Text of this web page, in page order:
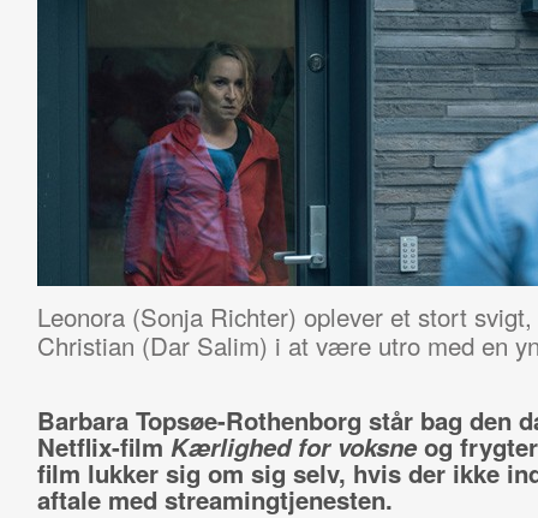
Leonora (Sonja Richter) oplever et stort
Christian (Dar Salim) i at være utro med en
Barbara Topsøe-Rothenborg står bag den
Netflix-filmKærlighed for voksneog
film lukker sig om sig selv, hvis der ikke
aftale med streamingtjenesten.